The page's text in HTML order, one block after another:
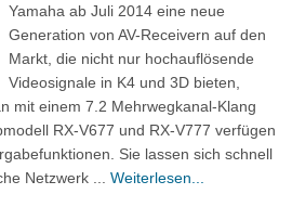
Yamaha ab Juli 2014 eine neue
Generation von AV-Receivern auf den
Markt, die nicht nur hochauflösende
Videosignale in K4 und 3D bieten,
mit einem 7.2 Mehrwegkanal-Klang
RX-V677 und RX-V777 verfügen
Sie lassen sich schnell
Netzwerk ...Weiterlesen...